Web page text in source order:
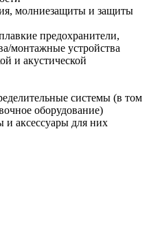
молниезащиты и защиты
предохранители,
монтажные устройства
и акустической
системы (в том
оборудование)
и аксессуары для них